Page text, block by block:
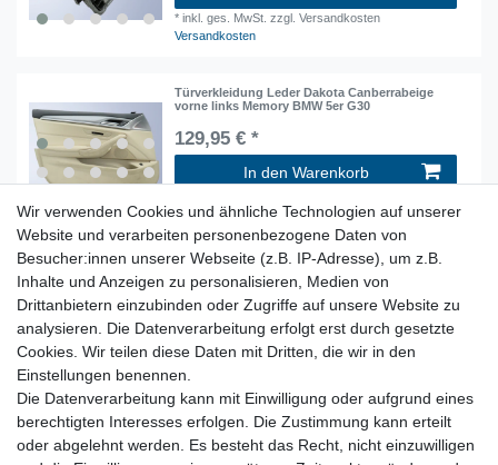
*inkl. ges. MwSt. zzgl. Versandkosten
Versandkosten
Türverkleidung Leder Dakota Canberrabeige
vorne links Memory BMW 5er G30
129,95 € *
In den Warenkorb
Versandkosten
Original Türverkleidung rechts Leder Dakota
Canberrabeige BMW G30 F90 M550d
129,95 € *
In den Warenkorb
*inkl. ges. MwSt.
Versandkosten
Wir verwenden Cookies und ähnliche Technologien auf unserer
Website und verarbeiten personenbezogene Daten von
Besucher:innen unserer Webseite (z.B. IP-Adresse), um z.B.
Inhalte und Anzeigen zu personalisieren, Medien von
Drittanbietern einzubinden oder Zugriffe auf unsere Website zu
analysieren. Die Datenverarbeitung erfolgt erst durch gesetzte
Cookies. Wir teilen diese Daten mit Dritten, die wir in den
Einstellungen benennen.
Die Datenverarbeitung kann mit Einwilligung oder aufgrund eines
berechtigten Interesses erfolgen. Die Zustimmung kann erteilt
oder abgelehnt werden. Es besteht das Recht, nicht einzuwilligen